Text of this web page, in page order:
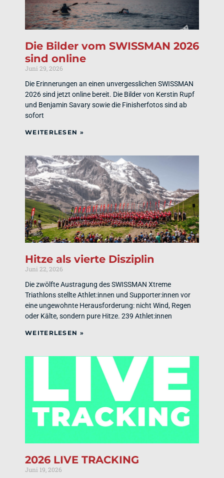
Die Bilder vom SWISSMAN 2026
sind online
Juni 29, 2026
Die Erinnerungen an einen unvergesslichen SWISSMAN
2026 sind jetzt online bereit. Die Bilder von Kerstin Rupf
und Benjamin Savary sowie die Finisherfotos sind ab
sofort
WEITERLESEN »
Hitze als vierte Disziplin
Juni 22, 2026
Die zwölfte Austragung des SWISSMAN Xtreme
Triathlons stellte Athlet:innen und Supporter:innen vor
eine ungewohnte Herausforderung: nicht Wind, Regen
oder Kälte, sondern pure Hitze. 239 Athlet:innen
WEITERLESEN »
2026 LIVE TRACKING
Juni 19, 2026